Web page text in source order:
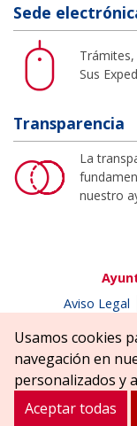
Sede
Sus
Transparencia
La
nuestro
Aviso Legal
Parque
Tel. 948
Usamos cookies
navegación en
personalizados y
Aceptar todas